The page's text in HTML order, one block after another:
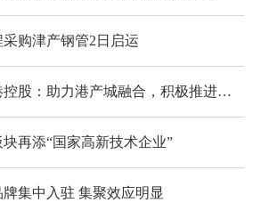
购津产钢管2日启运
• 学习强国丨天津临港控股：助力港产城融合，积极推进多式联运
再添“国家高新技术企业”
集中入驻 集聚效应明显